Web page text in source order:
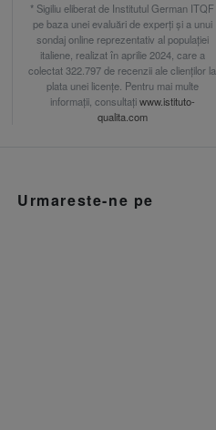
* Sigiliu eliberat de Institutul German ITQF
pe baza unei evaluări de experți și a unui
sondaj online reprezentativ al populației
italiene, realizat în aprilie 2024, care a
colectat 322.797 de recenzii ale clienților la
plata unei licențe. Pentru mai multe
informații, consultațiwww.istituto-
qualita.com
Urmareste-ne pe